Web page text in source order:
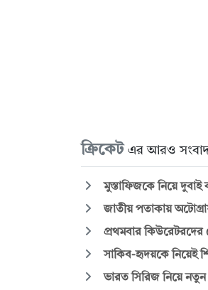
ক্রিকেট এর আরও
মুস্তাফিজকে নিয়ে
জাতীয় পতাকায়
প্রথমবার
সাকিব-হৃদয়কে নিয়েই
ভারত সিরিজ নিয়ে নতুন